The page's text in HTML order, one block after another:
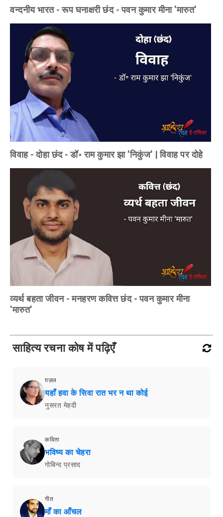
वन्दनीय भारत - रूप घनाक्षरी छंद - पवन कुमार मीना 'मारुत'
विवाह - दोहा छंद - डॉ॰ राम कुमार झा 'निकुंज' | विवाह पर दोहे
व्यर्थ बहता जीवन - मनहरण कवित्त छंद - पवन कुमार मीना
'मारुत'
साहित्य रचना कोष में पढ़िएँ
ग़ज़ल
यहाँ हवा के सिवा रात भर न था कोई
नुसरत मेहदी
कविता
भविष्य का चेहरा
गोबिन्द प्रसाद
गीत
माँ का आँचल